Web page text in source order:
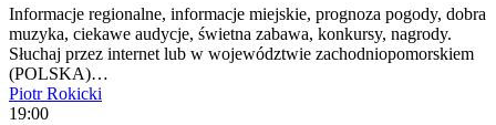
Informacje regionalne, informacje miejskie, prognoza pogody, dobra
muzyka, ciekawe audycje, świetna zabawa, konkursy, nagrody.
Słuchaj przez internet lub w województwie zachodniopomorskiem
(POLSKA)…
Piotr Rokicki
19:00